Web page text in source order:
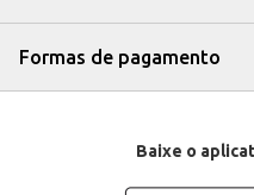
Formas de pagamento
Baixe o